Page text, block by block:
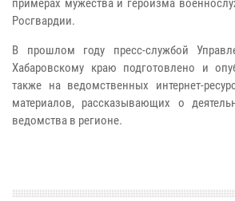
примерах мужества и героизма
Росгвардии.
В прошлом году пресс-службой
Хабаровскому краю подготовлено и
также на ведомственных интернет-
материалов, рассказывающих о
ведомства в регионе.